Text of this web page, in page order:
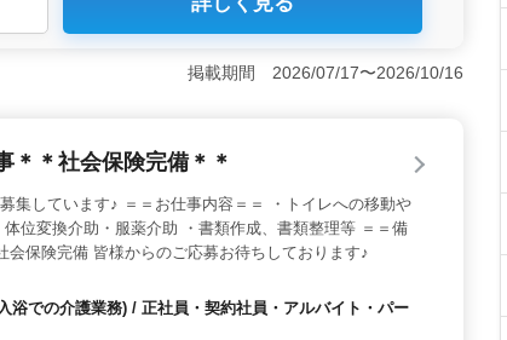
年の方々が活躍できる職場です。50代や60代の経験
ので、幅広い視点で業務に取り組むことができま
当、宿舎の完備など、充実した福利厚生を提供して
のある方はぜひお問い合わせください。
掲載期間 2026/07/17〜2026/10/16
＊社会保険完備＊＊
集しています♪ ＝＝お仕事内容＝＝ ・トイレへの移動や
位変換介助・服薬介助 ・書類作成、書類整理等 ＝＝備
保険完備 皆様からのご応募お待ちしております♪
浴での介護業務) / 正社員・契約社員・アルバイト・パー